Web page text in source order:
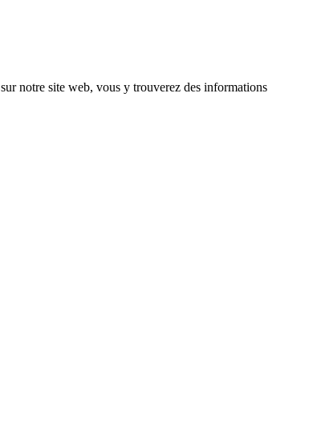
sur notre site web, vous y trouverez des informations